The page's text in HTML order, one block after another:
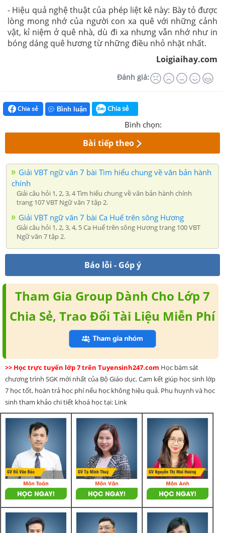
- Hiệu quả nghệ thuật của phép liệt kê này: Bày tỏ được
lòng mong nhớ của người con xa quê với những cảnh
vật, kỉ niệm ở quê nhà, dù đi xa nhưng vẫn nhớ như in
bóng dáng quê hương từ những điều nhỏ nhặt nhất.
Loigiaihay.com
Đánh giá:
Chia sẻ Bình luận Chia sẻ
Bình chọn:
Bài tiếp theo
Giải VBT ngữ văn 7 bài Tìm hiểu chung về văn bản hành
chính
Giải câu hỏi 1, 2, 3, 4 Tìm hiểu chung về văn bản hành chính
trang 107 VBT Ngữ văn 7 tập 2.
Giải VBT ngữ văn 7 bài Ca Huế trên sông Hương
Giải câu hỏi 1, 2, 3, 4, 5 Ca Huế trên sông Hương trang 100 VBT
Ngữ văn 7 tập 2.
Báo lỗi - Góp ý
Tham Gia Group Dành Cho Lớp 7
Chia Sẻ, Trao Đổi Tài Liệu Miễn Phí
>> Học trực tuyến lớp 7 trên Tuyensinh247.com Học bám sát
chương trình SGK mới nhất của Bộ Giáo dục. Cam kết giúp học sinh lớp
7 học tốt, hoàn trả học phí nếu học không hiệu quả. Phụ huynh và học
sinh tham khảo chi tiết khoá học tại: Link